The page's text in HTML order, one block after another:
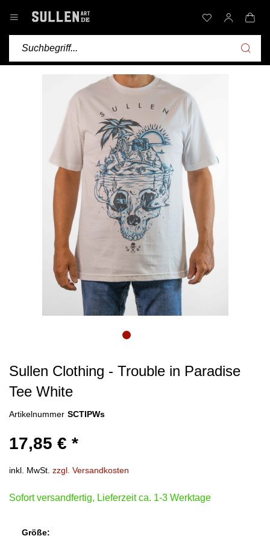
Sullen Clothing - Trouble in Paradise
Tee White
Artikelnummer SCTIPWs
17,85 € *
inkl. MwSt. zzgl. Versandkosten
Sofort versandfertig, Lieferzeit ca. 1-3 Werktage
Größe: